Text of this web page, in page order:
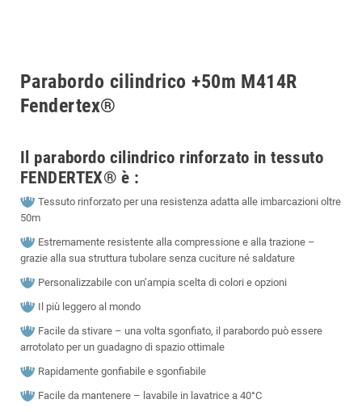
Parabordo cilindrico +50m M414R
Fendertex®
Il parabordo cilindrico rinforzato in tessuto
FENDERTEX® è :
Tessuto rinforzato per una resistenza adatta alle imbarcazioni oltre
50m
Estremamente resistente alla compressione e alla trazione –
grazie alla sua struttura tubolare senza cuciture né saldature
Personalizzabile con un’ampia scelta di colori e opzioni
Il più leggero al mondo
Facile da stivare – una volta sgonfiato, il parabordo può essere
arrotolato per un guadagno di spazio ottimale
Rapidamente gonfiabile e sgonfiabile
Facile da mantenere – lavabile in lavatrice a 40°C